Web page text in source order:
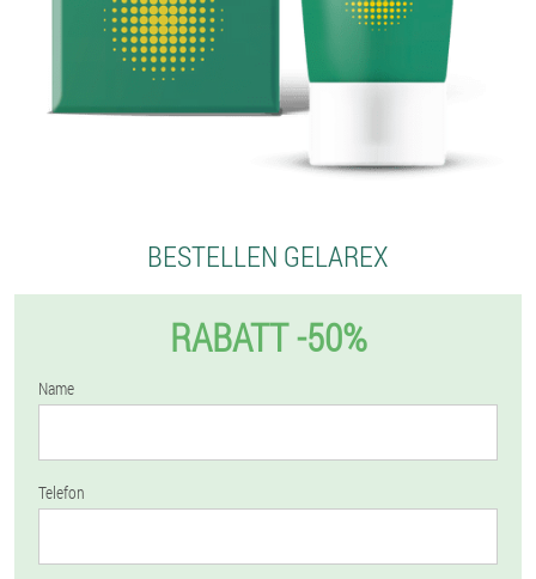
BESTELLEN GELAREX
RABATT -50%
Name
Telefon